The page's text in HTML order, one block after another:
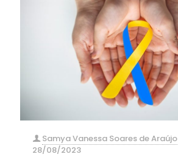
Samya Vanessa Soares de Araújo
28/08/2023